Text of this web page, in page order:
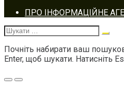
Footer
navigation
ПРО ІНФОРМАЦІЙНЕ
Шукати:
Почніть набирати ваш
Enter, щоб шукати. Натисніть
Меню